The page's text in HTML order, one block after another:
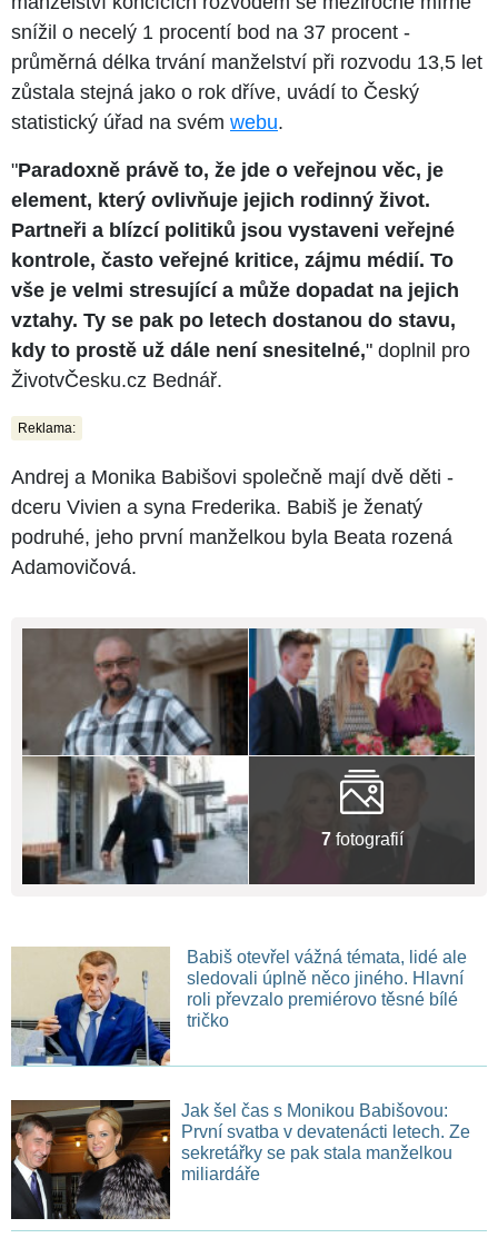
snížil o necelý 1 procentí bod na 37 procent -
průměrná délka trvání manželství při rozvodu 13,5 let
zůstala stejná jako o rok dříve, uvádí to Český
statistický úřad na svém webu.
"Paradoxně právě to, že jde o veřejnou věc, je
element, který ovlivňuje jejich rodinný život.
Partneři a blízcí politiků jsou vystaveni veřejné
kontrole, často veřejné kritice, zájmu médií. To
vše je velmi stresující a může dopadat na jejich
vztahy. Ty se pak po letech dostanou do stavu,
kdy to prostě už dále není snesitelné," doplnil pro
ŽivotvČesku.cz Bednář.
Reklama:
Andrej a Monika Babišovi společně mají dvě děti -
dceru Vivien a syna Frederika. Babiš je ženatý
podruhé, jeho první manželkou byla Beata rozená
Adamovičová.
7fotografií
Babiš otevřel vážná témata, lidé ale
sledovali úplně něco jiného. Hlavní
roli převzalo premiérovo těsné bílé
tričko
Jak šel čas s Monikou Babišovou:
První svatba v devatenácti letech. Ze
sekretářky se pak stala manželkou
miliardáře